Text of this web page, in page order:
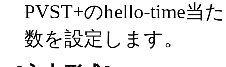
PVST+のhello-time当
数を設定します。